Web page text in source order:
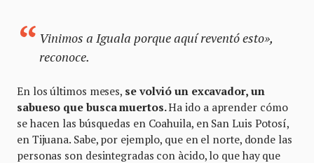
Vinimos a Iguala porque aquí reventó esto»,
reconoce.
En los últimos meses, se volvió un excavador, un
sabueso que busca muertos.Ha ido a aprender cómo
se hacen las búsquedas en Coahuila, en San Luis Potosí,
en Tijuana. Sabe, por ejemplo, que en el norte, donde las
personas son desintegradas con àcido, lo que hay que